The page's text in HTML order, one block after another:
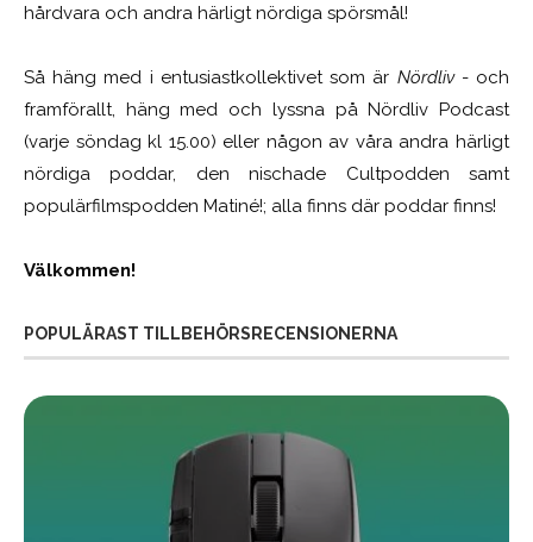
hårdvara och andra härligt nördiga spörsmål!
Så häng med i entusiastkollektivet som är Nördliv- och
framförallt, häng med och lyssna på Nördliv Podcast
(varje söndag kl 15.00) eller någon av våra andra härligt
nördiga poddar, den nischade Cultpodden samt
populärfilmspodden Matiné!; alla finns där poddar finns!
Välkommen!
POPULÄRAST TILLBEHÖRSRECENSIONERNA